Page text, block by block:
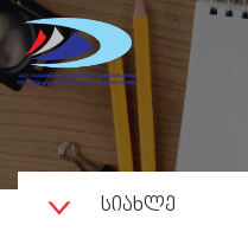
ᲡᲘᲐᲮᲚᲔ